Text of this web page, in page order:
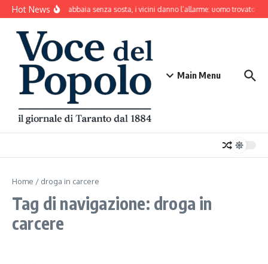
Salta al contenuto
Hot NewsIl cane abbaia senza sosta, i vicini danno l’allarme: uomo trovato
Main Menu
Home / droga in carcere
Tag di navigazione: droga in
carcere